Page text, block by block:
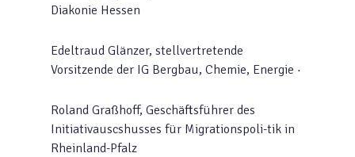
Diakonie Hessen
Edeltraud Glänzer, stellvertretende
Vorsitzende der IG Bergbau, Chemie, Energie ·
Roland Graßhoff, Geschäftsführer des
Initiativauscshusses für Migrationspoli-tik in
Rheinland-Pfalz